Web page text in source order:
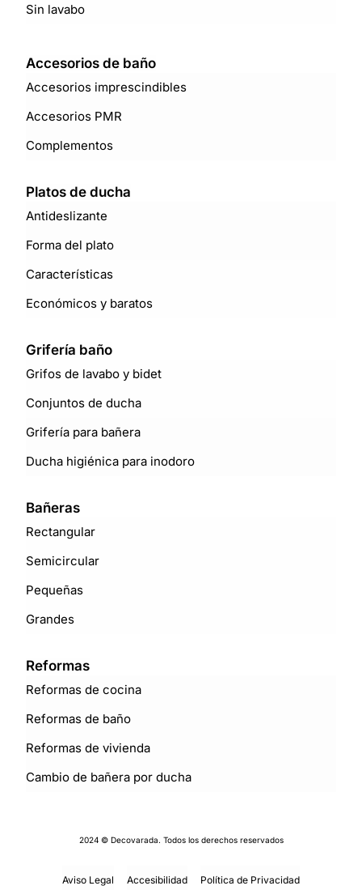
Sin lavabo
Accesorios de baño
Accesorios imprescindibles
Accesorios PMR
Complementos
Platos de ducha
Antideslizante
Forma del plato
Características
Económicos y baratos
Grifería baño
Grifos de lavabo y bidet
Conjuntos de ducha
Grifería para bañera
Ducha higiénica para inodoro
Bañeras
Rectangular
Semicircular
Pequeñas
Grandes
Reformas
Reformas de cocina
Reformas de baño
Reformas de vivienda
Cambio de bañera por ducha
Aviso Legal Accesibilidad Política de Privacidad
2024 © Decovarada. Todos los derechos reservados